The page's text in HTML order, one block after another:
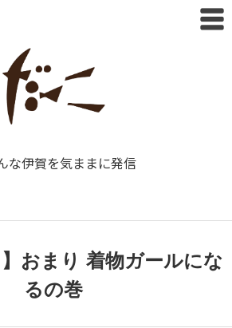
な伊賀を気ままに発信
】おまり 着物ガールにな
るの巻